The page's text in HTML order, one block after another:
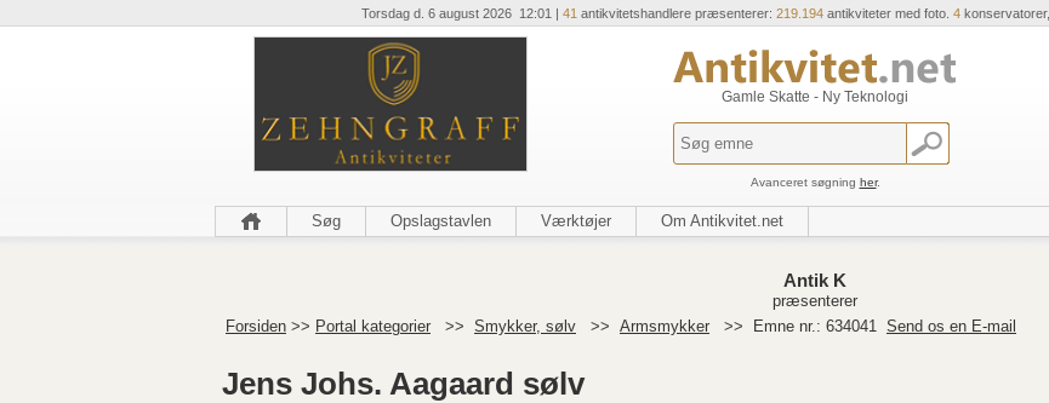
Torsdag d. 6 august 2026 12:01 | 41 antikvitetshandlere præsenterer: 219.194 antikviteter med foto. 4 konservatorer,
Gamle Skatte - Ny Teknologi
Avanceret søgning her.
Søg Opslagstavlen Værktøjer Om Antikvitet.net
Antik K
præsenterer
Forsiden >> Portal kategorier >> Smykker, sølv >> Armsmykker >> Emne nr.: 634041 Send os en E-mail
Jens Johs. Aagaard sølv